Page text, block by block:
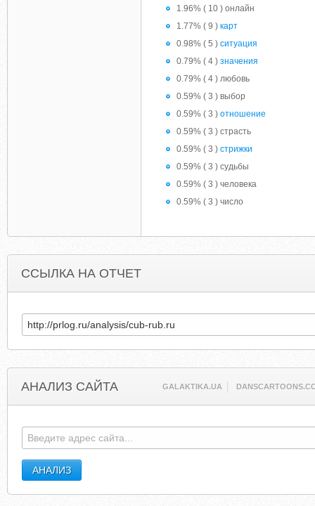
1.96% ( 10 ) онлайн
1.77% ( 9 ) карт
0.98% ( 5 ) ситуация
0.79% ( 4 ) значения
0.79% ( 4 ) любовь
0.59% ( 3 ) выбор
0.59% ( 3 ) отношение
0.59% ( 3 ) страсть
0.59% ( 3 ) стрижки
0.59% ( 3 ) судьбы
0.59% ( 3 ) человека
0.59% ( 3 ) число
ССЫЛКА НА ОТЧЕТ
АНАЛИЗ САЙТА GALAKTIKA.UA